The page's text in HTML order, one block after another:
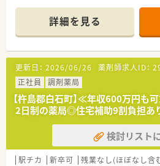
＜こんな会社です＞
■佐賀県を中心に、福岡県、熊本県
以上展開している創業100年を超
■今後の業界の方向性を見据えた
レクトテレフォン」「トレーシング
談」「過誤防止システム全店導入」
り」等対物から対人業務への移行
局作りを行っております。
■薬局としてだけでなく色んな角
事業や保育園などの事業も行って
■社員は約600名、うち薬剤師は
割が女性です。女性の役職者が
実績）
詳細を見る
更新日： 2026/06/26 薬剤師求人ID：
正社員
調剤薬局
【杵島郡白石町】≪年収600万円も
2日制の薬局◎住宅補助9割負担あ
検討リスト
駅チカ 新卒可 残業なし(ほぼなし含